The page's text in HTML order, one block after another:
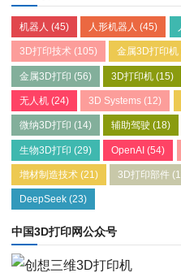
机器人 (45) 人形机器人 (45)
3D打印技术 (105) 金属3D打印机
金属3D打印 (56) 3D打印机 (15)
无人机 (24) 3D Systems (12)
微纳3D打印 (14) 辅助驾驶 (18)
生物3D打印 (29) OpenAI (54)
增材制造技术 (21) 3D打印部件
DeepSeek (23)
中国3D打印网公众号